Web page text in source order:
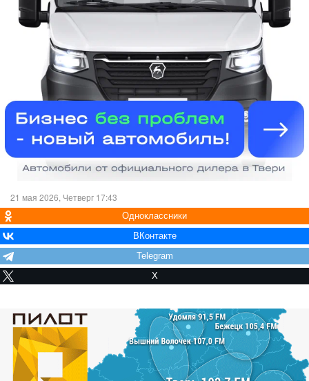
21 мая 2026, Четверг 17:43
Одноклассники
ВКонтакте
Telegram
X